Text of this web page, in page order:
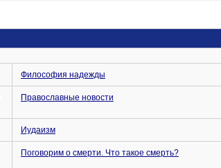
Философия надежды
Православные новости
Иудаизм
Поговорим о смерти. Что такое смерть?